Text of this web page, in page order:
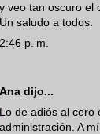
y veo tan oscuro el
Un saludo a todos.
2:46 p. m.
Ana dijo...
Lo de adiós al cero
administración. A